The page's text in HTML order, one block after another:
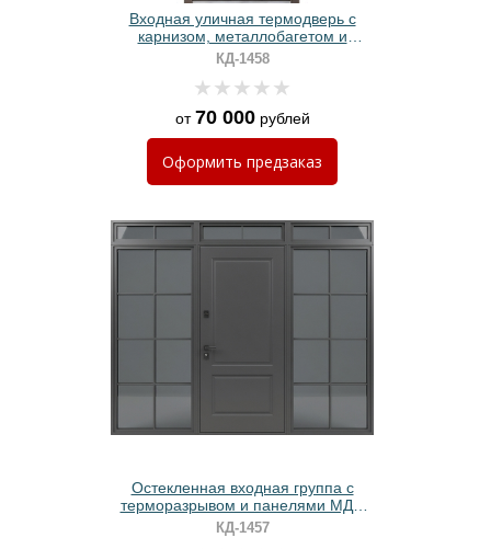
Входная уличная термодверь с
карнизом, металлобагетом и
коричневым полимерным
окрашиванием
КД-1458
от70 000рублей
Оформить предзаказ
Остекленная входная группа с
терморазрывом и панелями МДФ
графит
КД-1457